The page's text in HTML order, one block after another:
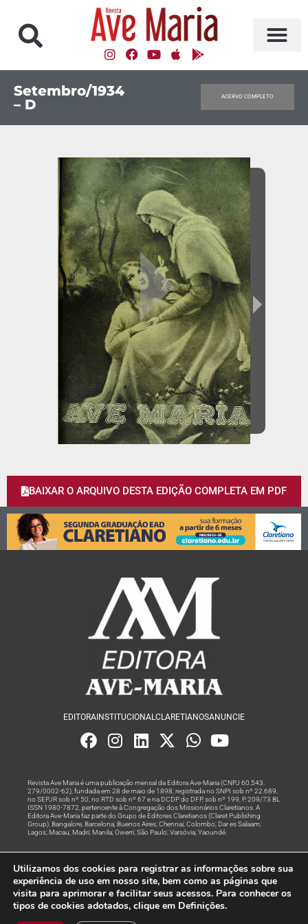
Setembro/1934
– D
ACERVO COMPLETO
BAIXAR O ARQUIVO DESTA EDIÇÃO COMPLETA EM PDF
EDITORA INSTITUCIONALCLARETIANOSANUNCIE
Revista Ave Maria é uma publicação mensal da Editora Ave-Maria (CNPJ 60.543.
279/0002-62), fundada em 28 de maio de 1898, registrada no SNPI sob nº 22.689,
no SEPJR sob nº 50, no RTD sob nº 67 e na DCDP do DFP, sob nº 199, P. 209/73 BL
ISSN 1980-7872, pertencente à Congregação dos Missionários Claretianos. A
Editora Ave-Maria faz parte do Grupo de Editores Claretianos (Claret Publishing
Group). Bangalore; Barcelona; Buenos Aires; Chennai; Colombo; Dar es Salaam;
Lagos; Macau; Madri; Manila; Owerri; São Paulo; Varsóvia; Yaoundé.
Rede
© Todos os Direitos Reservados
Utilizamos dos cookies para registrar as informações sobre sua
experiência de uso em nosso site, bem como as páginas que
visita para aprimorar e facilitar seus acessos. Para conhecer os
tipos de cookies adotados, clique em Definições.